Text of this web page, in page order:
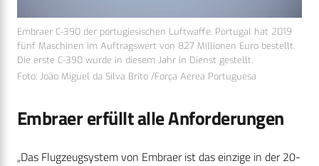
Embraer C-390 der portugiesischen Luftwaffe. Portugal hat 2019
fünf Maschinen im Auftragswert von 827 Millionen Euro bestellt.
Die erste C-390 wurde in diesem Jahr in Dienst gestellt.
Foto: João Miguel da Silva Brito /Força Aérea Portuguesa
Embraer erfüllt alle Anforderungen
„Das Flugzeugsystem von Embraer ist das einzige in der 20-